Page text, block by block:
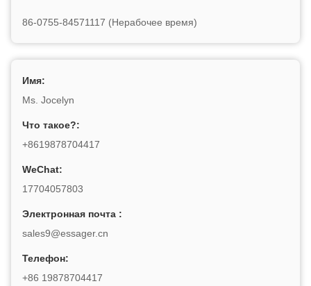
86-0755-84571117 (Нерабочее время)
Имя:
Ms. Jocelyn
Что такое?:
+8619878704417
WeChat:
17704057803
Электронная почта :
sales9@essager.cn
Телефон:
+86 19878704417